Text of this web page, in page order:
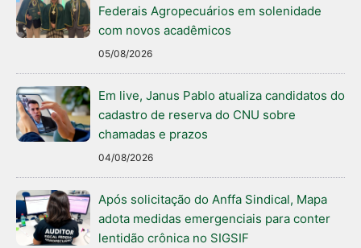
Federais Agropecuários em solenidade
com novos acadêmicos
05/08/2026
Em live, Janus Pablo atualiza candidatos do
cadastro de reserva do CNU sobre
chamadas e prazos
04/08/2026
Após solicitação do Anffa Sindical, Mapa
adota medidas emergenciais para conter
lentidão crônica no SIGSIF